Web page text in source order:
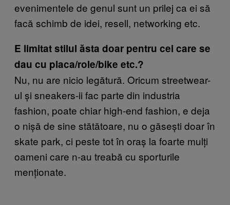
evenimentele de genul sunt un prilej ca ei să
facă schimb de idei, resell, networking etc.
E limitat stilul ăsta doar pentru cei care se
dau cu placa/role/bike etc.?
Nu, nu are nicio legătură. Oricum streetwear-
ul și sneakers-ii fac parte din industria
fashion, poate chiar high-end fashion, e deja
o nișă de sine stătătoare, nu o găsești doar în
skate park, ci peste tot în oraș la foarte mulți
oameni care n-au treabă cu sporturile
menționate.